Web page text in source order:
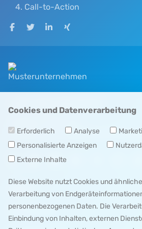
Call-to-Action
Auf Facebook teilen
Auf Twitter teilen
Auf LinkedIn teilen
+49 123 45678 9
Herrleinstr. 31, 63739
MENÜ 1
IMPRESSUM
Cookies und Datenverarbeitung
Erforderlich Analyse
Personalisierte Anzeigen
Externe Inhalte
Diese Website nutzt Cookies und
Verarbeitung von
personenbezogenen Daten. Die
Einbindung von Inhalten, externen